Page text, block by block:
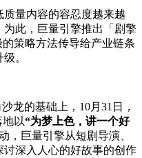
量内容的容忍度越来越
此，巨量引擎推出「剧擎
策略方法传导给产业链条
。
龙的基础上，10月31日，
地以“为梦上色，讲一个好
，巨量引擎从短剧导演、
深入人心的好故事的创作